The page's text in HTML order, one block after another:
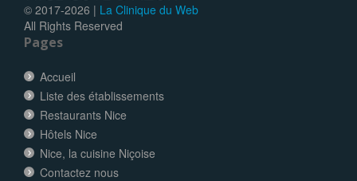
© 2017-2026 | La Clinique du Web
All Rights Reserved
Pages
Accueil
Liste des établissements
Restaurants Nice
Hôtels Nice
Nice, la cuisine Niçoise
Contactez nous